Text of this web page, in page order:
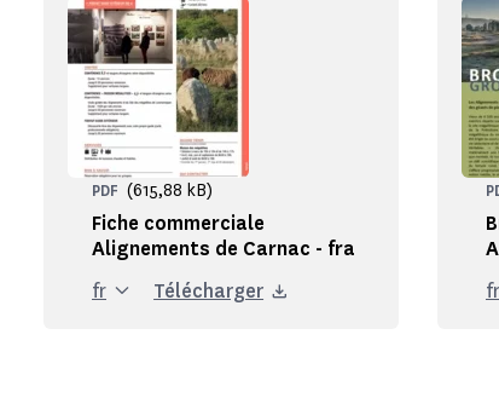
Fiche commerciale
Alignements de Carnac - fra
PDF (615,88 kB)
fr Télécharger fr